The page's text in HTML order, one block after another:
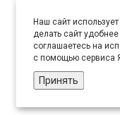
Юр. адрес : 105005,
Наш сайт
делать сайт
соглашаетесь на
с помощью сервиса
Принять